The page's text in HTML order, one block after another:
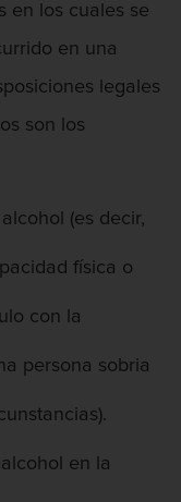
morada
Robada
en los cuales se
en una
legales
son los
(es decir,
física o
con la
persona sobria
en la